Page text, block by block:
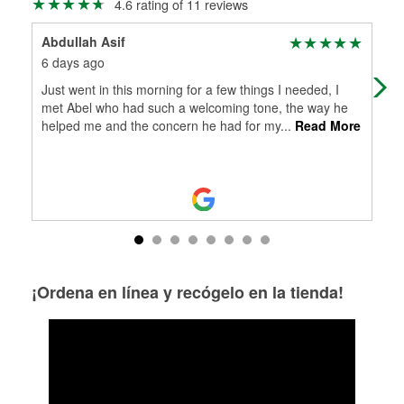
4.6 rating of 11 reviews
Abdullah Asif
6 days ago
Just went in this morning for a few things I needed, I
met Abel who had such a welcoming tone, the way he
helped me and the concern he had for my... Read More
¡Ordena en línea y recógelo en la tienda!